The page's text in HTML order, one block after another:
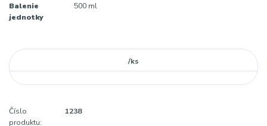
Balenie
jednotky
500 ml
/ks
Číslo
produktu:
1238